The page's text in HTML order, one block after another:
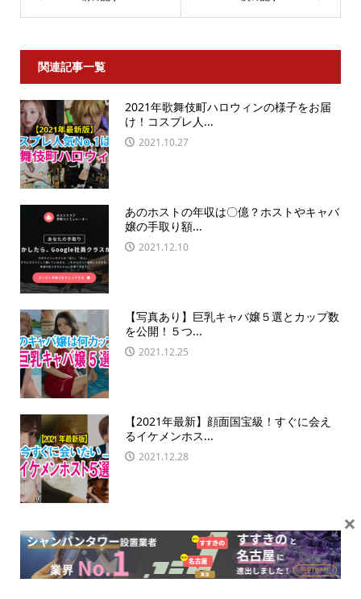
関連記事一覧
2021年歌舞伎町ハロウィンの様子をお届
け！コスプレ人...
2021.10.27
あのホストの年収は〇億？ホストやキャバ
嬢の手取り額...
2021.12.10
【写真あり】巨乳キャバ嬢５選とカップ数
を公開！５つ...
2021.12.25
【2021年最新】顔面国宝級！すぐに会え
るイケメンホス...
2021.12.28
舞伎町で極上...
2022.01.01
×